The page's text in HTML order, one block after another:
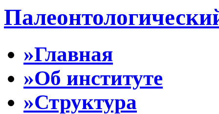
»Главная
»Об институте
»Структура